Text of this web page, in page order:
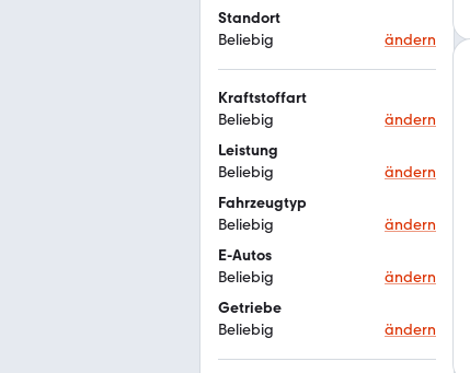
Standort
Beliebig
ändern
Kraftstoffart
Beliebig
ändern
Leistung
Beliebig
ändern
Fahrzeugtyp
Beliebig
ändern
E-Autos
Beliebig
ändern
Getriebe
Beliebig
ändern